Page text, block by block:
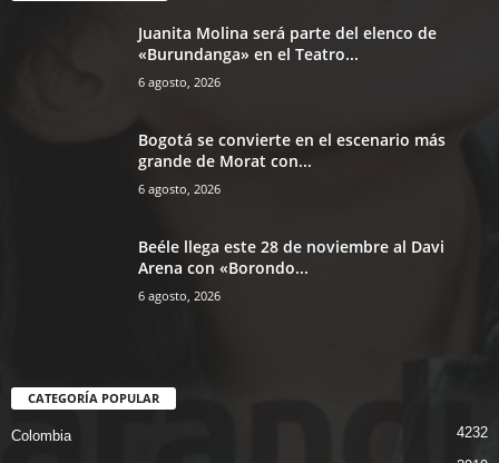
Juanita Molina será parte del elenco de
«Burundanga» en el Teatro...
6 agosto, 2026
Bogotá se convierte en el escenario más
grande de Morat con...
6 agosto, 2026
Beéle llega este 28 de noviembre al Davi
Arena con «Borondo...
6 agosto, 2026
CATEGORÍA POPULAR
Colombia 4232